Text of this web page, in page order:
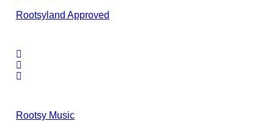
Rootsyland Approved
Rootsy Music